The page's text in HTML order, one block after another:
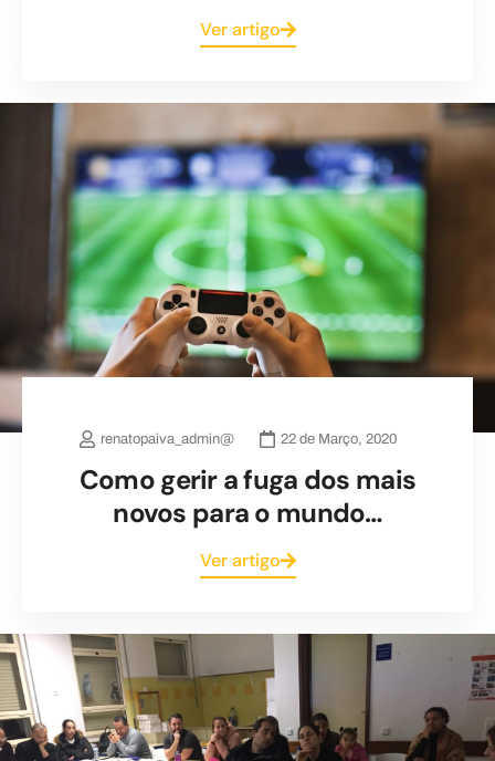
Ver artigo
renatopaiva_admin@ 22 de Março, 2020
Como gerir a fuga dos mais
novos para o mundo…
Ver artigo